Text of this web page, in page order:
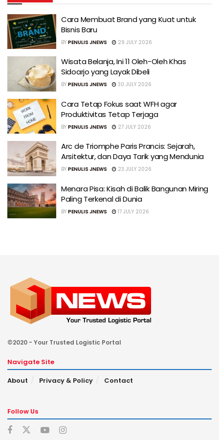
Cara Membuat Brand yang Kuat untuk
Bisnis Baru
BY PENULIS JNEWS 29 JULY 2026
Wisata Belanja, Ini 11 Oleh-Oleh Khas
Sidoarjo yang Layak Dibeli
BY PENULIS JNEWS 30 JULY 2026
Cara Tetap Fokus saat WFH agar
Produktivitas Tetap Terjaga
BY PENULIS JNEWS 27 JULY 2026
Arc de Triomphe Paris Prancis: Sejarah,
Arsitektur, dan Daya Tarik yang Mendunia
BY PENULIS JNEWS 23 JULY 2026
Menara Pisa: Kisah di Balik Bangunan Miring
Paling Terkenal di Dunia
BY PENULIS JNEWS 17 JULY 2026
©2020 - Your Trusted Logistic Portal
Navigate Site
About
Privacy & Policy Contact
Follow Us